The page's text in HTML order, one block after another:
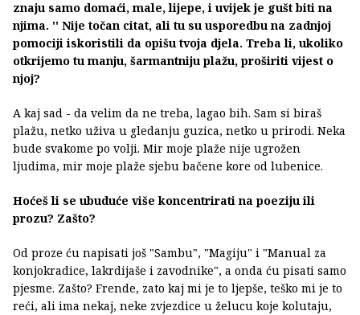
znaju samo domaći, male, lijepe, i uvijek je gušt biti na
njima. '' Nije točan citat, ali tu su usporedbu na zadnjoj
pomociji iskoristili da opišu tvoja djela. Treba li, ukoliko
otkrijemo tu manju, šarmantniju plažu, proširiti vijest o
njoj?
A kaj sad - da velim da ne treba, lagao bih. Sam si biraš
plažu, netko uživa u gledanju guzica, netko u prirodi. Neka
bude svakome po volji. Mir moje plaže nije ugrožen
ljudima, mir moje plaže sjebu bačene kore od lubenice.
Hoćeš li se ubuduće više koncentrirati na poeziju ili
prozu? Zašto?
Od proze ću napisati još "Sambu", "Magiju" i "Manual za
konjokradice, lakrdijaše i zavodnike", a onda ću pisati samo
pjesme. Zašto? Frende, zato kaj mi je to ljepše, teško mi je to
reći, ali ima nekaj, neke zvjezdice u želucu koje kolutaju,